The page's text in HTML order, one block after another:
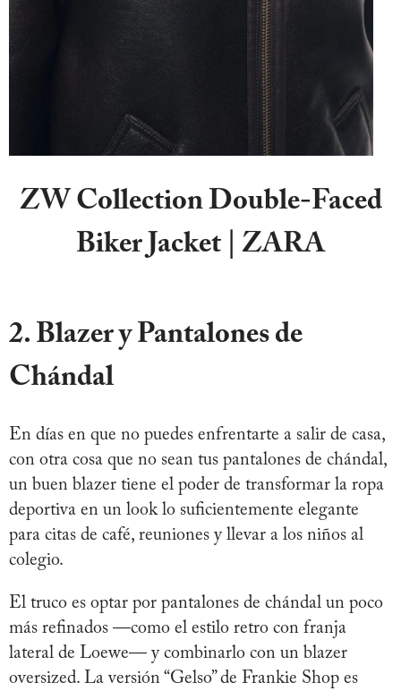
ZW Collection Double-Faced
Biker Jacket | ZARA
2. Blazer y Pantalones de
Chándal
En días en que no puedes enfrentarte a salir de casa,
con otra cosa que no sean tus pantalones de chándal,
un buen blazer tiene el poder de transformar la ropa
deportiva en un look lo suficientemente elegante
para citas de café, reuniones y llevar a los niños al
colegio.
El truco es optar por pantalones de chándal un poco
más refinados —como el estilo retro con franja
lateral de Loewe— y combinarlo con un blazer
oversized. La versión “Gelso” de Frankie Shop es